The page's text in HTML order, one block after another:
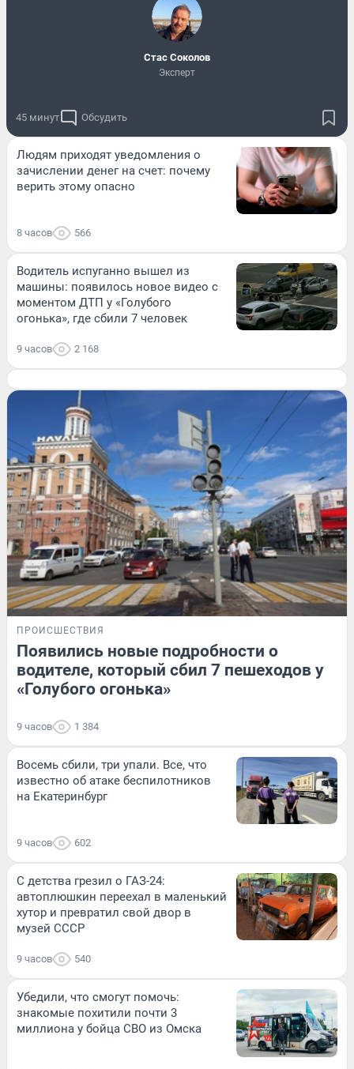
Стас Соколов
Эксперт
45 минут Обсудить
Людям приходят уведомления о
зачислении денег на счет: почему
верить этому опасно
8 часов 566
Водитель испуганно вышел из
машины: появилось новое видео с
моментом ДТП у «Голубого
огонька», где сбили 7 человек
9 часов 2 168
ПРОИСШЕСТВИЯ
Появились новые подробности о
водителе, который сбил 7 пешеходов у
«Голубого огонька»
9 часов 1 384
Восемь сбили, три упали. Все, что
известно об атаке беспилотников
на Екатеринбург
9 часов 602
С детства грезил о ГАЗ-24:
автоплюшкин переехал в маленький
хутор и превратил свой двор в
музей СССР
9 часов 540
Убедили, что смогут помочь:
знакомые похитили почти 3
миллиона у бойца СВО из Омска